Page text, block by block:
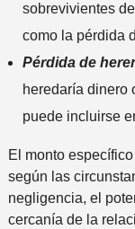
sobrevivientes
como la pérdida
Pérdida de
heredaría dinero
puede incluirse
El monto
según las
negligencia, el
cercanía de la